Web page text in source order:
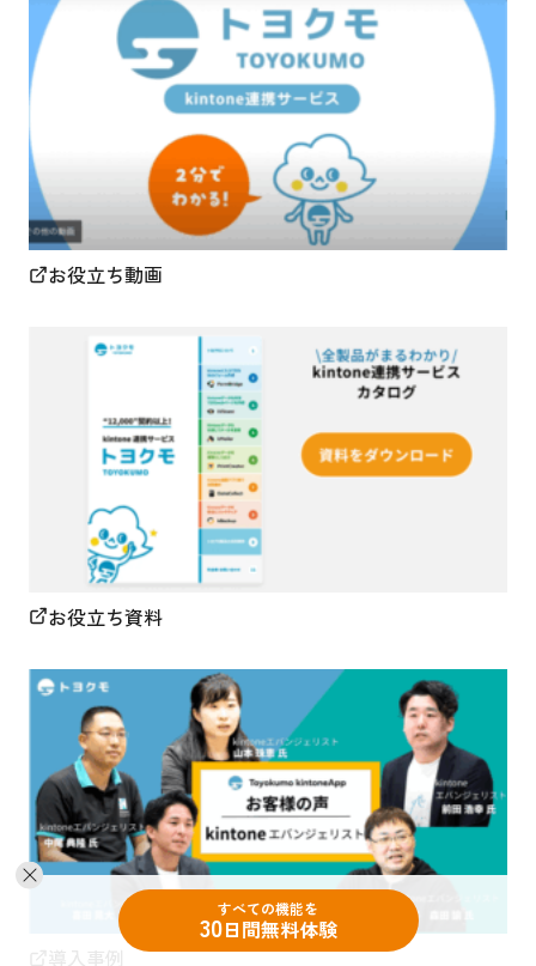
お役立ち動画
お役立ち資料
すべての機能を
30日間無料体験